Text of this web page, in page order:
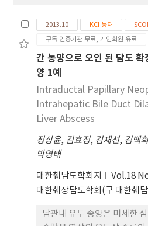
2013.10 KCI 등재
구독 인증기관 무료, 개인회원 유료
간 농양으로 오인 된 담도
양 1예
Intraductal Papillary
Intrahepatic Bile Duct
Liver Abscess
정상윤, 김효정, 김재선, 김백
박영태
대한췌담도학회지 Vol.18
대한췌장담도학회(구 대한췌
담관내 유두 종양은 미세한